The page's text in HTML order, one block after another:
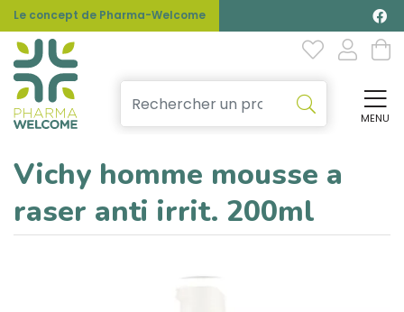
Le concept de Pharma-Welcome
MENU
Vichy homme mousse a
raser anti irrit. 200ml